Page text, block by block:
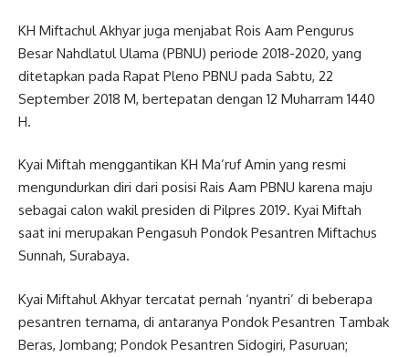
KH Miftachul Akhyar juga menjabat Rois Aam Pengurus
Besar Nahdlatul Ulama (PBNU) periode 2018-2020, yang
ditetapkan pada Rapat Pleno PBNU pada Sabtu, 22
September 2018 M, bertepatan dengan 12 Muharram 1440
H.
Kyai Miftah menggantikan KH Ma’ruf Amin yang resmi
mengundurkan diri dari posisi Rais Aam PBNU karena maju
sebagai calon wakil presiden di Pilpres 2019. Kyai Miftah
saat ini merupakan Pengasuh Pondok Pesantren Miftachus
Sunnah, Surabaya.
Kyai Miftahul Akhyar tercatat pernah ‘nyantri’ di beberapa
pesantren ternama, di antaranya Pondok Pesantren Tambak
Beras, Jombang; Pondok Pesantren Sidogiri, Pasuruan;